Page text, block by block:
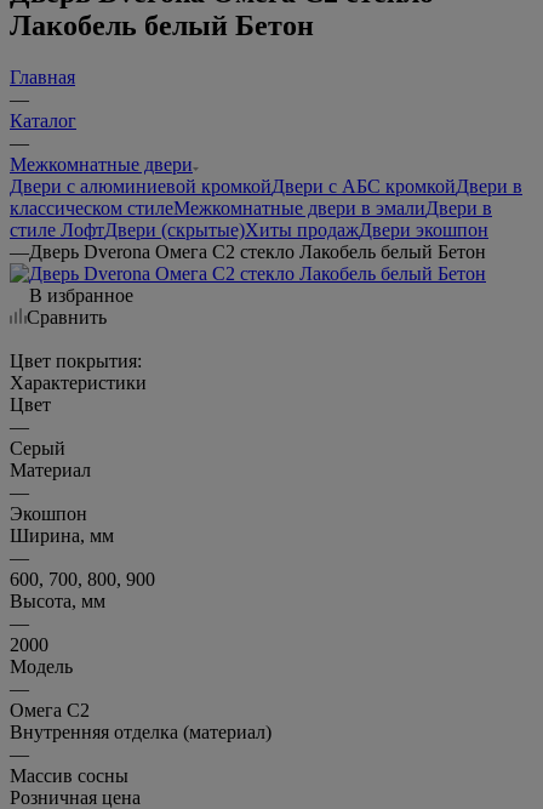
Лакобель белый Бетон
Главная
—
Каталог
—
Межкомнатные двери
Двери с алюминиевой кромкойДвери с АБС кромкойДвери в
классическом стилеМежкомнатные двери в эмалиДвери в
стиле ЛофтДвери (скрытые)Хиты продажДвери экошпон
—Дверь Dverona Омега С2 стекло Лакобель белый Бетон
В избранное
Сравнить
Цвет покрытия:
Характеристики
Цвет
—
Серый
Материал
—
Экошпон
Ширина, мм
—
600, 700, 800, 900
Высота, мм
—
2000
Модель
—
Омега С2
Внутренняя отделка (материал)
—
Массив сосны
Розничная цена